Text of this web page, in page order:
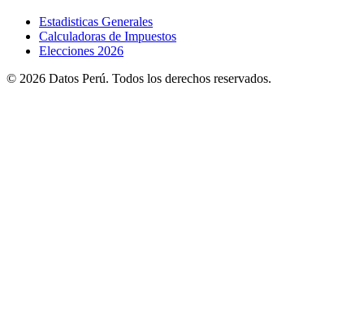
Estadisticas Generales
Calculadoras de Impuestos
Elecciones 2026
© 2026 Datos Perú. Todos los derechos reservados.